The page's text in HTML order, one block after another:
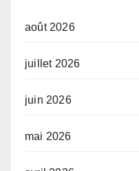
août 2026
juillet 2026
juin 2026
mai 2026